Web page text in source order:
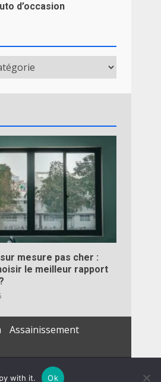
d’occasion
mesure pas cher :
le meilleur rapport
Assainissement
with it. Ok